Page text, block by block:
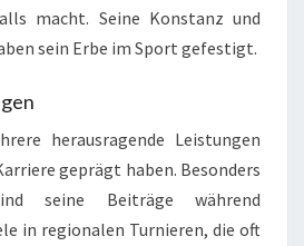
macht. Seine Konstanz und
sein Erbe im Sport gefestigt.
herausragende Leistungen
geprägt haben. Besonders
seine Beiträge während
in regionalen Turnieren, die oft